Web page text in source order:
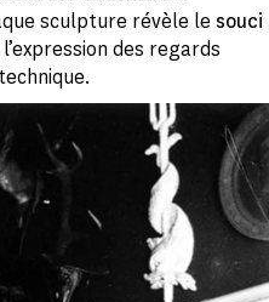
sculpture révèle le souci
des regards